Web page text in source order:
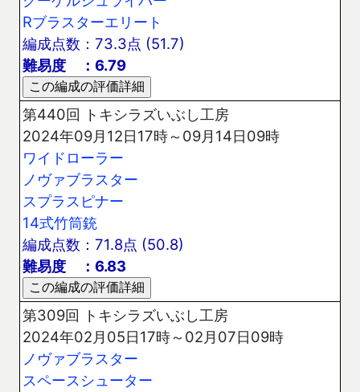
Rブラスターエリート
編成点数：73.3点 (51.7)
難易度 ：6.79
第440回 トキシラズいぶし工房
2024年09月12日17時～09月14日09時
ワイドローラー
ノヴァブラスター
スプラスピナー
14式竹筒銃
編成点数：71.8点 (50.8)
難易度 ：6.83
第309回 トキシラズいぶし工房
2024年02月05日17時～02月07日09時
ノヴァブラスター
スペースシューター